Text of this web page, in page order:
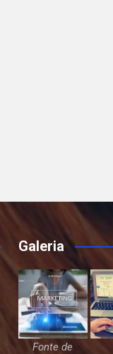
Galeria
Fonte de